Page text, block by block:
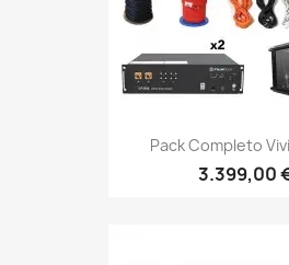
Pack Completo
3.399,00